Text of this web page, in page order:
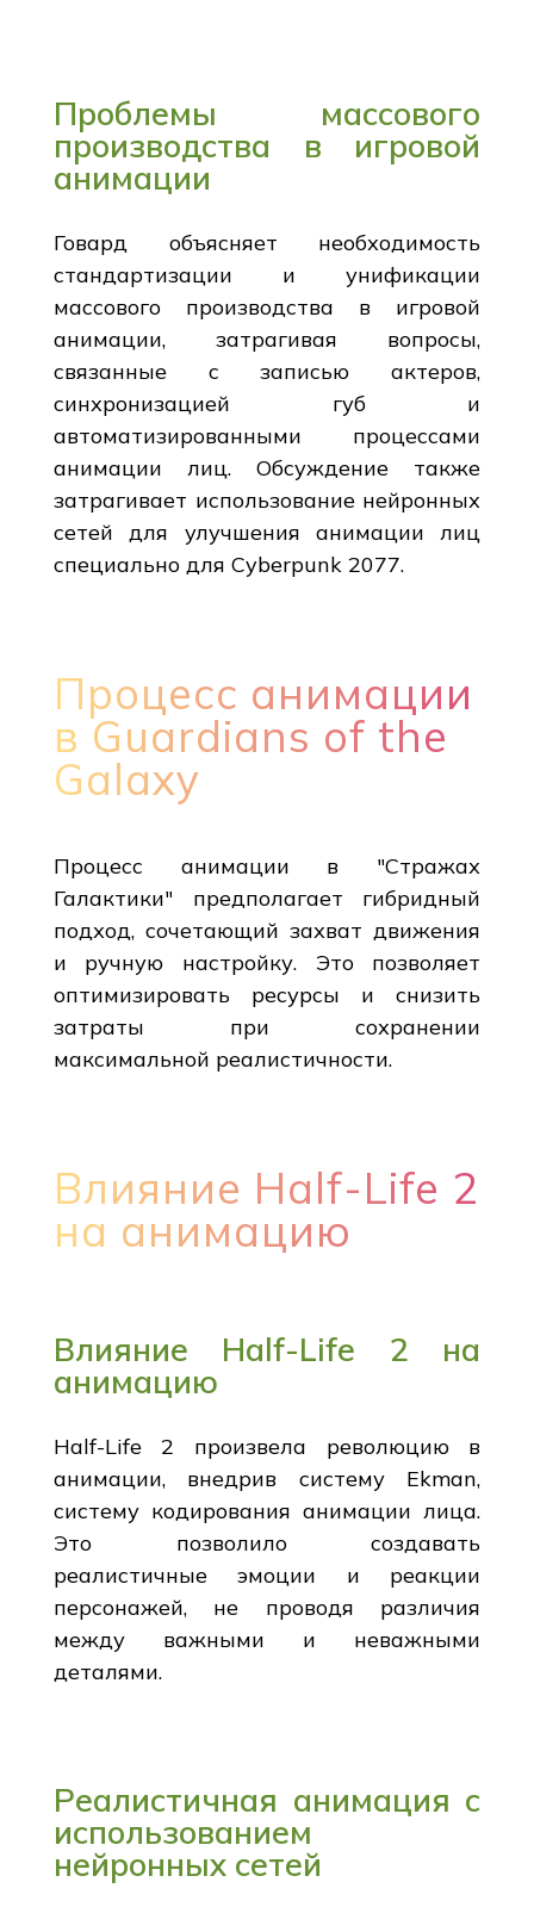
Проблемы массового
производства в игровой
анимации
Говард объясняет необходимость
стандартизации и унификации
массового производства в игровой
анимации, затрагивая вопросы,
связанные с записью актеров,
синхронизацией губ и
автоматизированными процессами
анимации лиц. Обсуждение также
затрагивает использование нейронных
сетей для улучшения анимации лиц
специально для Cyberpunk 2077.
Процесс анимации
в Guardians of the
Galaxy
Процесс анимации в "Стражах
Галактики" предполагает гибридный
подход, сочетающий захват движения
и ручную настройку. Это позволяет
оптимизировать ресурсы и снизить
затраты при сохранении
максимальной реалистичности.
Влияние Half-Life 2
на анимацию
Влияние Half-Life 2 на
анимацию
Half-Life 2 произвела революцию в
анимации, внедрив систему Ekman,
систему кодирования анимации лица.
Это позволило создавать
реалистичные эмоции и реакции
персонажей, не проводя различия
между важными и неважными
деталями.
Реалистичная анимация с
использованием
нейронных сетей